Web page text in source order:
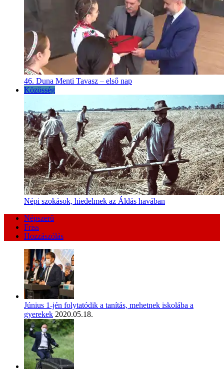
46. Duna Menti Tavasz – első nap
Közösség
Népi szokások, hiedelmek az Áldás havában
Népszerű
Friss
Hozzászólás
Június 1-jén folytatódik a tanítás, mehetnek iskolába a
gyerekek 2020.05.18.